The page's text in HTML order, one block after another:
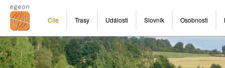
Cíle Trasy Události Slovník Osobnosti